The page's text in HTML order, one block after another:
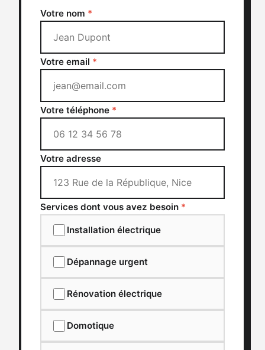
Votre nom *
Votre email *
Votre téléphone *
Votre adresse
Services dont vous avez besoin *
Installation électrique
Dépannage urgent
Rénovation électrique
Domotique